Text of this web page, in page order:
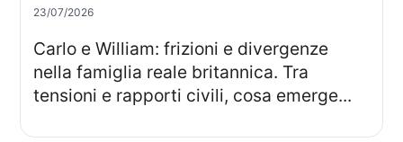
23/07/2026
Carlo e William: frizioni e divergenze
nella famiglia reale britannica. Tra
tensioni e rapporti civili, cosa emerge...